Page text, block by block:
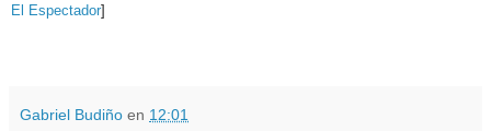
El Espectador]
Gabriel Budiño en 12:01